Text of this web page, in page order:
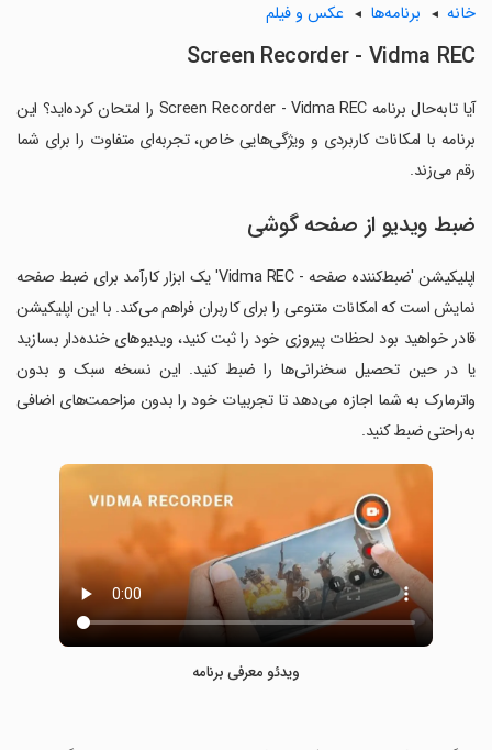
خانه برنامه‌ها عکس و فیلم
Screen Recorder - Vidma REC
آیا تابه‌حال برنامه Screen Recorder - Vidma REC را امتحان کرده‌اید؟ این
برنامه با امکانات کاربردی و ویژگی‌هایی خاص، تجربه‌ای متفاوت را برای شما
رقم می‌زند.
ضبط ویدیو از صفحه گوشی
اپلیکیشن 'ضبط‌کننده صفحه - Vidma REC' یک ابزار کارآمد برای ضبط صفحه
نمایش است که امکانات متنوعی را برای کاربران فراهم می‌کند. با این اپلیکیشن
قادر خواهید بود لحظات پیروزی خود را ثبت کنید، ویدیوهای خنده‌دار بسازید
یا در حین تحصیل سخنرانی‌ها را ضبط کنید. این نسخه سبک و بدون
واترمارک به شما اجازه می‌دهد تا تجربیات خود را بدون مزاحمت‌های اضافی
به‌راحتی ضبط کنید.
ویدئو معرفی برنامه